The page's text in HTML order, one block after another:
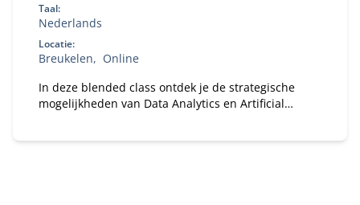
Taal:
Nederlands
Locatie:
Breukelen
Online
In deze blended class ontdek je de strategische
mogelijkheden van Data Analytics en Artificial